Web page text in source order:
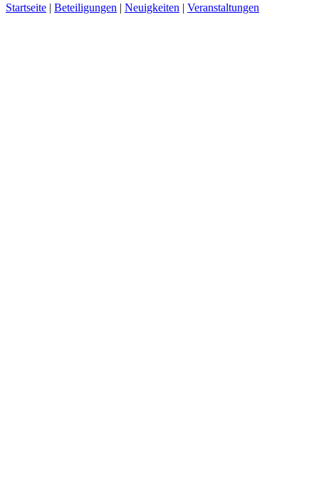
Startseite | Beteiligungen | Neuigkeiten | Veranstaltungen